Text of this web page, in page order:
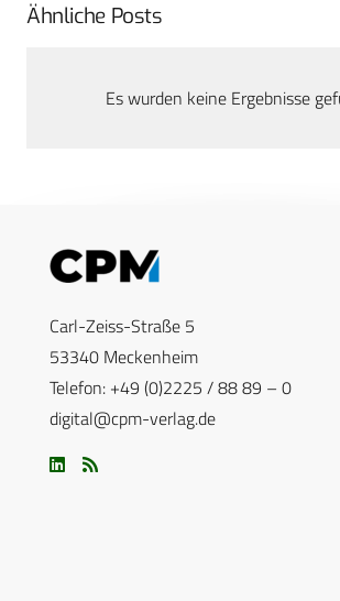
Ähnliche Posts
Es wurden keine Ergebnisse
Carl-Zeiss-Straße 5
53340 Meckenheim
Telefon: +49 (0)2225 / 88 89 – 0
digital@cpm-verlag.de